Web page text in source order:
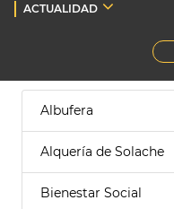
ACTUALIDAD
Albufera
Alquería de Solache
Bienestar Social